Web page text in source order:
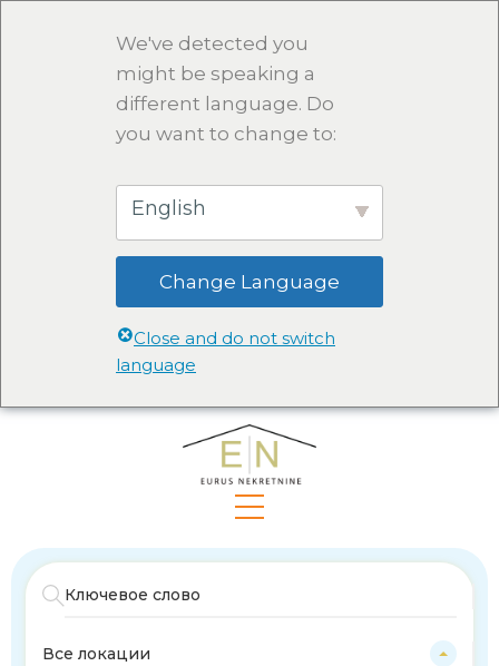
We've detected you
might be speaking a
different language. Do
you want to change to:
English
Change Language
Close and do not switch
language
Все локации